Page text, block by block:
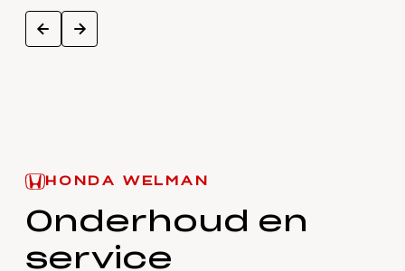
prev next
HONDA WELMAN
Onderhoud en
service